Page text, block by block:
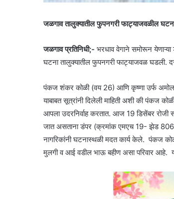
जळगाव तालुक्यातील फुपनगरी फाट्याजवळील
जळगाव प्रतिनिधी;- भरधाव वेगाने समोरून येणाऱ्या
घटना तालुक्यातील फुपनगरी फाट्याजवळ घडली.
पंकज शंकर कोळी (वय 26) आणि कृष्णा उर्फ अमोल
याबाबत सूत्रांनी दिलेली माहिती अशी की पंकज
आपला उदरनिर्वाह करतात. आज 19 डिसेंबर रोजी
जात असताना डंपर (क्रमांक एमएच 19- झेड
नागरिकांनी घटनास्थळी मदत कार्य केले. पंकज
मुलगी व आई वडील भाऊ बहीण असा परिवार आहे.